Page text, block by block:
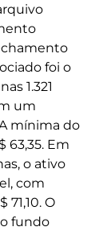
foi o
1.321
um
mínima do
63,35. Em
o ativo
com
O
fundo